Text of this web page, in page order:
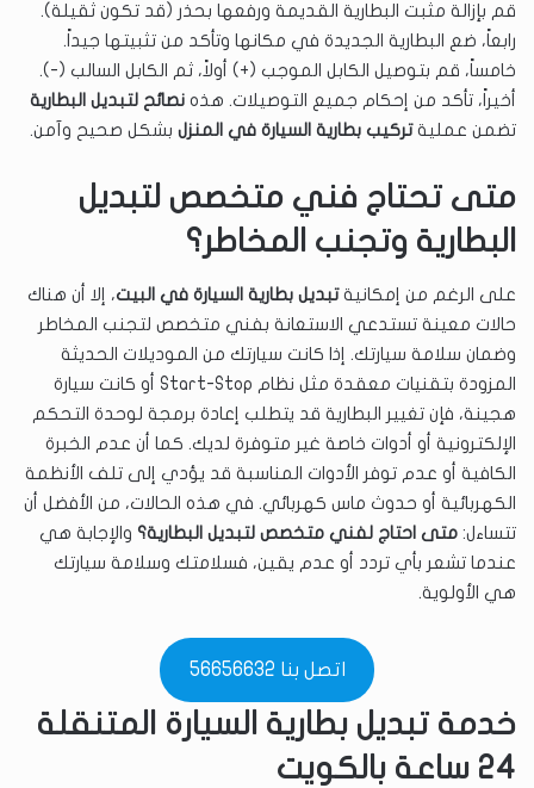
قم بإزالة مثبت البطارية القديمة ورفعها بحذر (قد تكون ثقيلة).
رابعاً، ضع البطارية الجديدة في مكانها وتأكد من تثبيتها جيداً.
خامساً، قم بتوصيل الكابل الموجب (+) أولاً، ثم الكابل السالب (-).
أخيراً، تأكد من إحكام جميع التوصيلات. هذه نصائح لتبديل البطارية
تضمن عمليةتركيب بطارية السيارة في المنزل بشكل صحيح وآمن.
متى تحتاج فني متخصص لتبديل
البطارية وتجنب المخاطر؟
على الرغم من إمكانيةتبديل بطارية السيارة في البيت، إلا أن هناك
حالات معينة تستدعي الاستعانة بفني متخصص لتجنب المخاطر
وضمان سلامة سيارتك. إذا كانت سيارتك من الموديلات الحديثة
المزودة بتقنيات معقدة مثل نظام Start-Stop أو كانت سيارة
هجينة، فإن تغيير البطارية قد يتطلب إعادة برمجة لوحدة التحكم
الإلكترونية أو أدوات خاصة غير متوفرة لديك. كما أن عدم الخبرة
الكافية أو عدم توفر الأدوات المناسبة قد يؤدي إلى تلف الأنظمة
الكهربائية أو حدوث ماس كهربائي. في هذه الحالات، من الأفضل أن
تتساءل: متى احتاج لفني متخصص لتبديل البطارية؟ والإجابة هي
عندما تشعر بأي تردد أو عدم يقين، فسلامتك وسلامة سيارتك
هي الأولوية.
اتصل بنا 56656632
خدمة تبديل بطارية السيارة المتنقلة
24 ساعة بالكويت